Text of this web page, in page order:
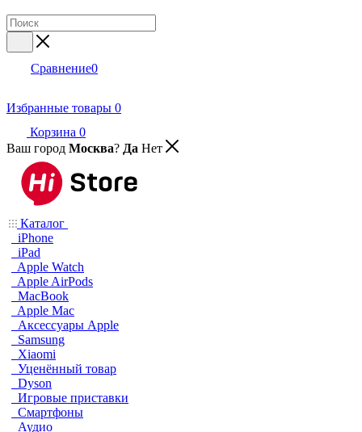
Сравнение0
Избранные товары 0
Корзина 0
Ваш город Москва? Да Нет
Каталог
iPhone
iPad
Apple Watch
Apple AirPods
MacBook
Apple Mac
Аксессуары Apple
Samsung
Xiaomi
Уценённый товар
Dyson
Игровые приставки
Смартфоны
Аудио